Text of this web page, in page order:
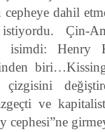
cepheye dahil
Çin-
isimdi: Henry
ve